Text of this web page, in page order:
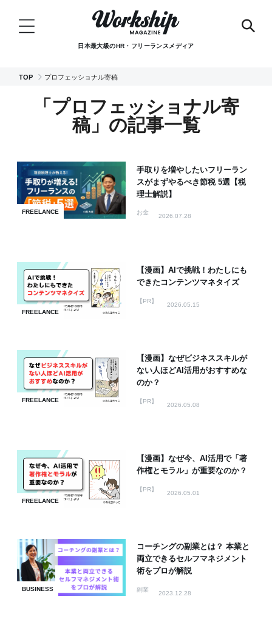
日本最大級のHR・フリーランスメディア
TOP プロフェッショナル寄稿
「プロフェッショナル寄
稿」の記事一覧
FREELANCE
手取りを増やしたいフリーラン
スがまずやるべき節税 5選【税
理士解説】
お金
2026.07.28
FREELANCE
【漫画】AIで挑戦！わたしにも
できたコンテンツマネタイズ
【PR】
2026.05.15
FREELANCE
【漫画】なぜビジネススキルが
ない人ほどAI活用がおすすめな
のか？
【PR】
2026.05.08
FREELANCE
【漫画】なぜ今、AI活用で「著
作権とモラル」が重要なのか？
【PR】
2026.05.01
BUSINESS
コーチングの副業とは？ 本業と
両立できるセルフマネジメント
術をプロが解説
副業
2023.12.28